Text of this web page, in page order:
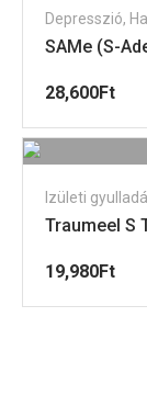
Depresszió,
SAMe (S-
28,600Ft
Izületi
Traumeel S
19,980Ft